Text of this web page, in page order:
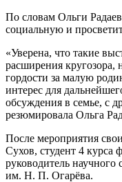
По словам Ольги
социальную и
«Уверена, что такие
расширения кругозора,
гордости за малую
интерес для
обсуждения в семье, с
резюмировала Ольга
После мероприятия
Сухов, студент 4 курса
руководитель научного
им. Н. П. Огарёва.